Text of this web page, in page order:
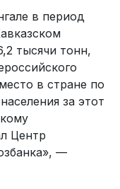
в период
тысячи тонн,
в стране по
за этот
Центр
—